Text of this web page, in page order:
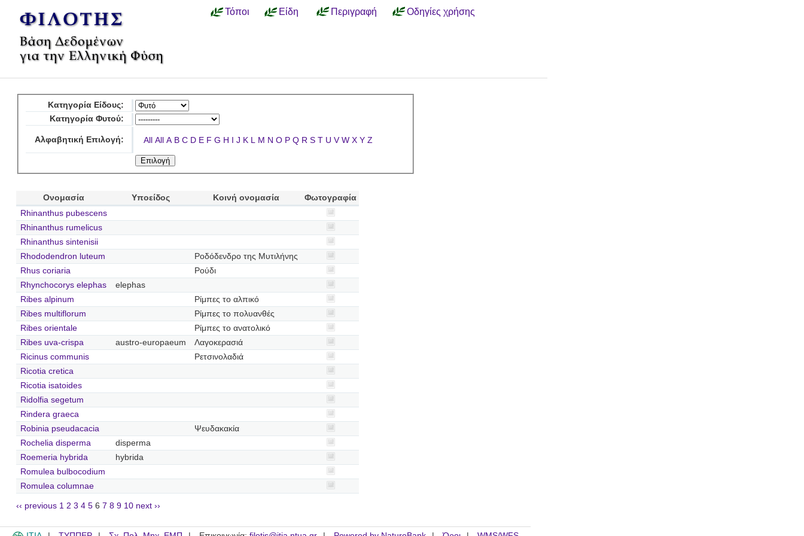
Τόποι Είδη Περιγραφή Οδηγίες χρήσης
Κατηγορία Είδους:
Κατηγορία Φυτού:
Αλφαβητική Επιλογή: All All A B C D E F G H I J K L M N O P Q R S T U V W X Y Z
Ονομασία Υποείδος Κοινή ονομασία
Φωτογραφία
Rhinanthus pubescens
Rhinanthus rumelicus
Rhinanthus sintenisii
Rhododendron luteum
Ροδόδενδρο της Μυτιλήνης
Rhus coriaria
Ρούδι
Rhynchocorys elephas
elephas
Ribes alpinum
Ρίμπες το αλπικό
Ribes multiflorum
Ρίμπες το πολυανθές
Ribes orientale
Ρίμπες το ανατολικό
Ribes uva-crispa
austro-europaeum
Λαγοκερασιά
Ricinus communis
Ρετσινολαδιά
Ricotia cretica
Ricotia isatoides
Ridolfia segetum
Rindera graeca
Robinia pseudacacia
Ψευδακακία
Rochelia disperma
disperma
Roemeria hybrida
hybrida
Romulea bulbocodium
Romulea columnae
‹‹ previous 1 2 3 4 5 6 7 8 9 10 next ››